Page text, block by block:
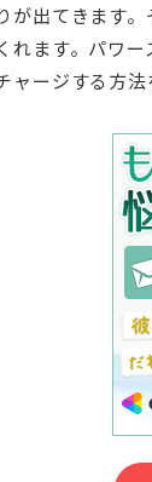
が出てきます
れます。パワ
ャージする方法